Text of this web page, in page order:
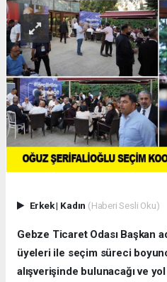
Erkek| Kadın (Haberi Sesli Oku)
Gebze Ticaret Odası Başkan
üyeleri ile seçim süreci
alışverişinde bulunacağı ve